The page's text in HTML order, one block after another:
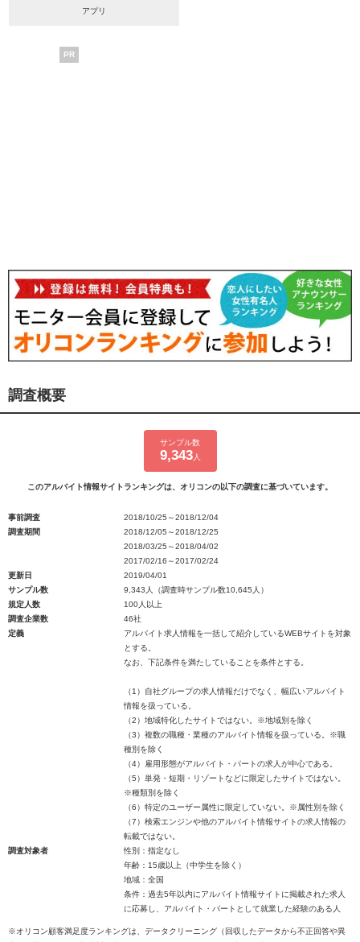
アプリ
PR
調査概要
サンプル数
9,343人
このアルバイト情報サイトランキングは、オリコンの以下の調査に基づいています。
事前調査
2018/10/25～2018/12/04
調査期間
2018/12/05～2018/12/25
2018/03/25～2018/04/02
2017/02/16～2017/02/24
更新日
2019/04/01
サンプル数
9,343人（調査時サンプル数10,645人）
規定人数
100人以上
調査企業数
46社
定義
アルバイト求人情報を一括して紹介しているWEBサイトを対象
とする。
なお、下記条件を満たしていることを条件とする。
（1）自社グループの求人情報だけでなく、幅広いアルバイト
情報を扱っている。
（2）地域特化したサイトではない。※地域別を除く
（3）複数の職種・業種のアルバイト情報を扱っている。※職
種別を除く
（4）雇用形態がアルバイト・パートの求人が中心である。
（5）単発・短期・リゾートなどに限定したサイトではない。
※種類別を除く
（6）特定のユーザー属性に限定していない。※属性別を除く
（7）検索エンジンや他のアルバイト情報サイトの求人情報の
転載ではない。
調査対象者
性別：指定なし
年齢：15歳以上（中学生を除く）
地域：全国
条件：過去5年以内にアルバイト情報サイトに掲載された求人
に応募し、アルバイト・パートとして就業した経験のある人
※オリコン顧客満足度ランキングは、データクリーニング（回収したデータから不正回答や異